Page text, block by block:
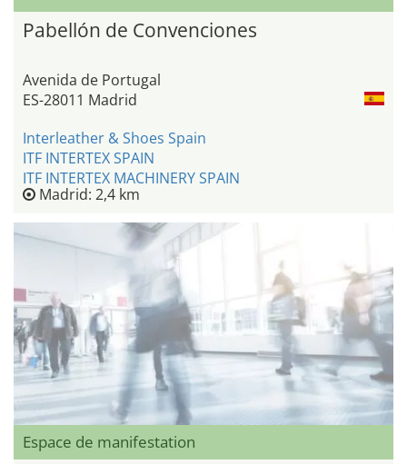
Pabellón de Convenciones
Avenida de Portugal
ES-28011 Madrid
Interleather & Shoes Spain
ITF INTERTEX SPAIN
ITF INTERTEX MACHINERY SPAIN
Madrid: 2,4 km
Espace de manifestation